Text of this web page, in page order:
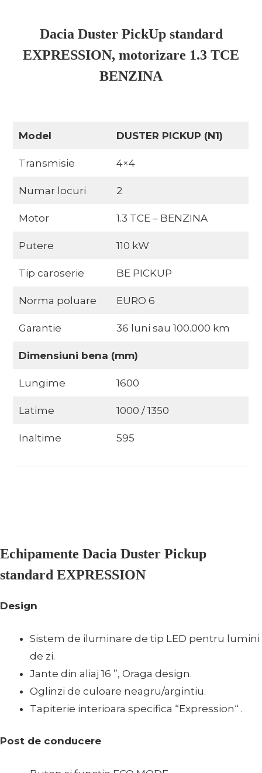
Dacia Duster PickUp standard
EXPRESSION, motorizare 1.3 TCE
BENZINA
Model DUSTER PICKUP (N1)
Transmisie 4×4
Numar locuri 2
Motor 1.3 TCE – BENZINA
Putere 110 kW
Tip caroserie BE PICKUP
Norma poluare EURO 6
Garantie 36 luni sau 100.000 km
Dimensiuni bena (mm)
Lungime 1600
Latime 1000 / 1350
Inaltime 595
Echipamente Dacia Duster Pickup
standard EXPRESSION
Design
Sistem de iluminare de tip LED pentru lumini
de zi.
Jante din aliaj 16 ”, Oraga design.
Oglinzi de culoare neagru/argintiu.
Tapiterie interioara specifica “Expression“ .
Post de conducere